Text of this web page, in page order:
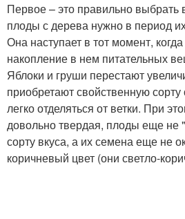
Первое – это правильно
плоды с дерева нужно в период
Она наступает в тот момент,
накопление в нем питательных
Яблоки и груши перестают
приобретают свойственную
легко отделяться от ветки. При
довольно твердая, плоды еще не
сорту вкуса, а их семена еще не
коричневый цвет (они светло-